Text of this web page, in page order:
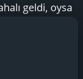
geldi, oysa
Steel series
rağmen